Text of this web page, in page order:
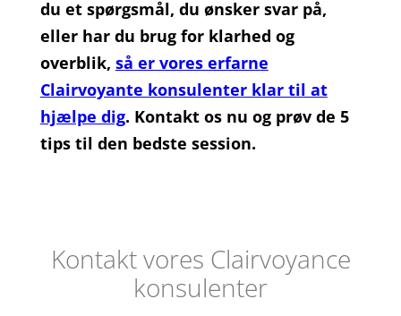
du et spørgsmål, du ønsker svar på,
eller har du brug for klarhed og
overblik, så er vores erfarne
Clairvoyante konsulenter klar til at
hjælpe dig. Kontakt os nu og prøv de 5
tips til den bedste session.
Kontakt vores Clairvoyance
konsulenter